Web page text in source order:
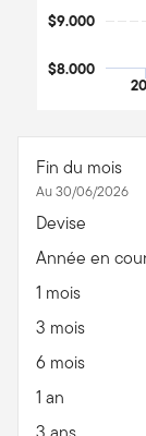
$8.000
$9.000
Fin du mois
Au 30/06/2026
Devise
Année en
1 mois
3 mois
6 mois
1 an